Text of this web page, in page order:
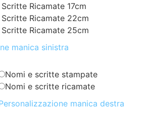
Ricamate 17cm
Ricamate 22cm
Ricamate 25cm
manica sinistra
Nomi e scritte stampate
Nomi e scritte ricamate
manica destra